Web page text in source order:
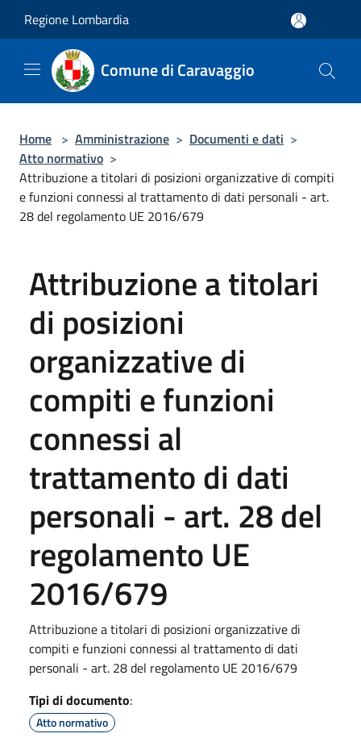
Regione Lombardia
Comune di Caravaggio
Home > Amministrazione > Documenti e dati >
Atto normativo >
Attribuzione a titolari di posizioni organizzative di compiti
e funzioni connessi al trattamento di dati personali - art.
28 del regolamento UE 2016/679
Attribuzione a titolari
di posizioni
organizzative di
compiti e funzioni
connessi al
trattamento di dati
personali - art. 28 del
regolamento UE
2016/679
Attribuzione a titolari di posizioni organizzative di
compiti e funzioni connessi al trattamento di dati
personali - art. 28 del regolamento UE 2016/679
Tipi di documento:
Atto normativo